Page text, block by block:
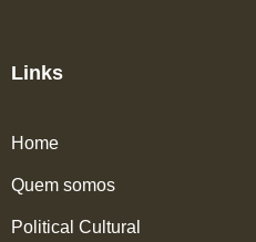
Links
Home
Quem somos
Political Cultural